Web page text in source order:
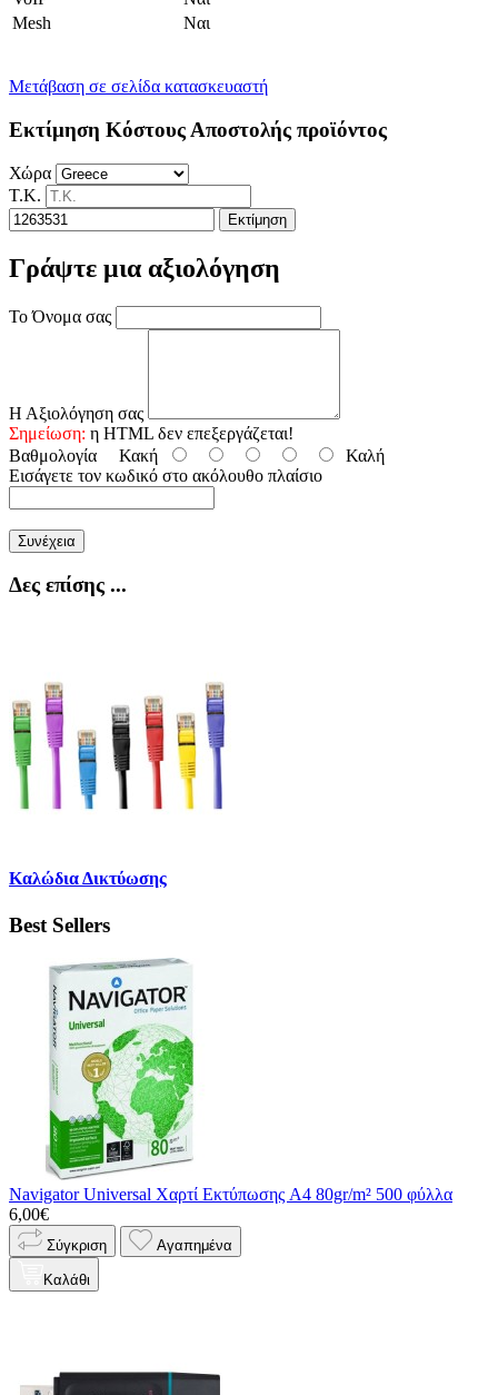
Mesh
Ναι
Μετάβαση σε σελίδα κατασκευαστή
Εκτίμηση Κόστους Αποστολής προϊόντος
Χώρα
Τ.Κ.
Εκτίμηση
Γράψτε μια αξιολόγηση
Το Όνομα σας
Η Αξιολόγηση σας
Σημείωση: η HTML δεν επεξεργάζεται!
Βαθμολογία Κακή
Καλή
Εισάγετε τον κωδικό στο ακόλουθο πλαίσιο
Συνέχεια
Δες επίσης ...
Καλώδια Δικτύωσης
Best Sellers
Navigator Universal Χαρτί Εκτύπωσης A4 80gr/m² 500 φύλλα
6,00€
Σύγκριση Αγαπημένα
Καλάθι